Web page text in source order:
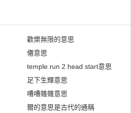
歡樂無限的意思
僊意思
temple run 2 head start意思
足下生輝意思
嘈嘈雜雜意思
爾的意思是古代的通稱